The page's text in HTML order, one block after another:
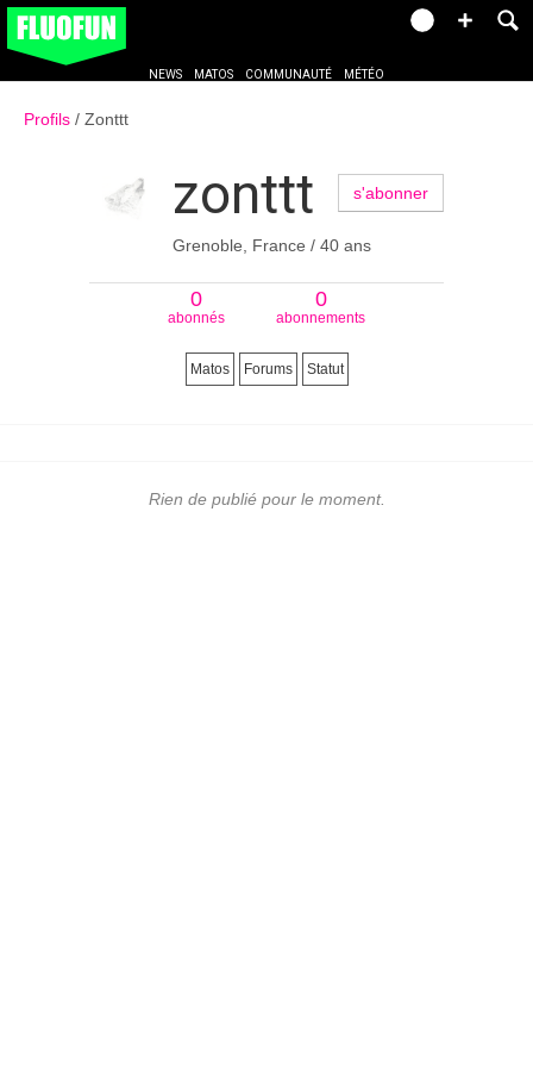
NEWS MATOS COMMUNAUTÉ MÉTÉO
Profils Zonttt
zonttt s'abonner
Grenoble, France / 40 ans
0
abonnés
0
abonnements
Matos Forums Statut
Rien de publié pour le moment.